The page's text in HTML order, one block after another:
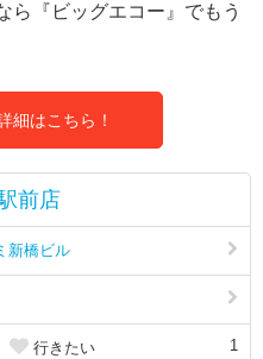
ら『ビッグエコー』でもう
細はこちら！
前店
新橋ビル
行きたい 1